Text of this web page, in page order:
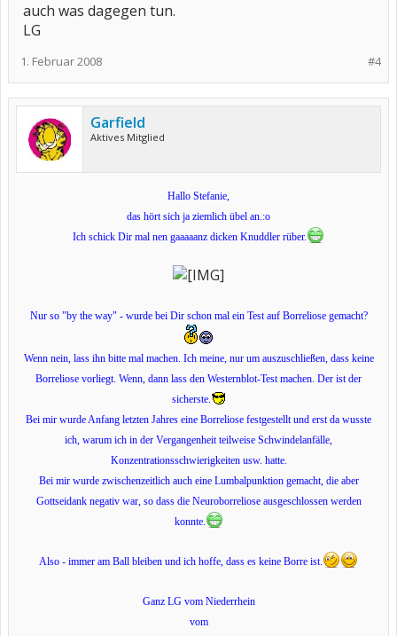
auch was dagegen tun.
LG
#4
1. Februar 2008
Garfield
Aktives Mitglied
Hallo Stefanie,
das hört sich ja ziemlich übel an.:o
Ich schick Dir mal nen gaaaaanz dicken Knuddler rüber.
Nur so "by the way" - wurde bei Dir schon mal ein Test auf Borreliose gemacht?
Wenn nein, lass ihn bitte mal machen. Ich meine, nur um auszuschließen, dass keine
Borreliose vorliegt. Wenn, dann lass den Westernblot-Test machen. Der ist der
sicherste.
Bei mir wurde Anfang letzten Jahres eine Borreliose festgestellt und erst da wusste
ich, warum ich in der Vergangenheit teilweise Schwindelanfälle,
Konzentrationsschwierigkeiten usw. hatte.
Bei mir wurde zwischenzeitlich auch eine Lumbalpunktion gemacht, die aber
Gottseidank negativ war, so dass die Neuroborreliose ausgeschlossen werden
konnte.
Also - immer am Ball bleiben und ich hoffe, dass es keine Borre ist.
Ganz LG vom Niederrhein
vom